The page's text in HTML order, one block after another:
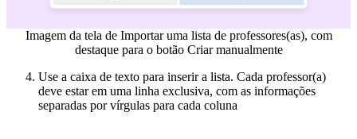
Imagem da tela de Importar uma lista de professores(as), com
destaque para o botão Criar manualmente
Use a caixa de texto para inserir a lista. Cada professor(a)
deve estar em uma linha exclusiva, com as informações
separadas por vírgulas para cada coluna